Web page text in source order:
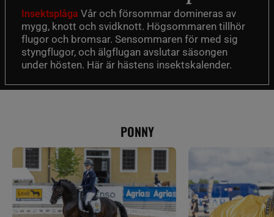
Insektsplåga Vår och försommar domineras av
mygg, knott och svidknott. Högsommaren tillhör
flugor och bromsar. Sensommaren för med sig
styngflugor, och älgflugan avslutar säsongen
under hösten. Här är hästens insektskalender.
PONNY